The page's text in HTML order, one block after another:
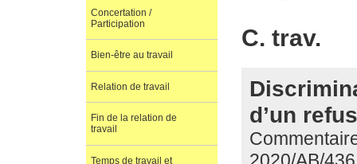
C. trav.
d’un
2020/AB/436
Concertation /
Participation
Bien-être au travail
Relation de travail
Fin de la relation de
travail
Temps de travail et